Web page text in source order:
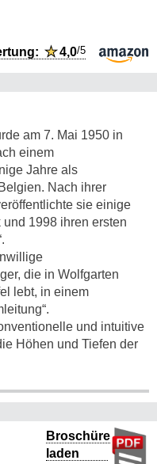
★4,0/5
am 7. Mai 1950 in
einem
Jahre als
Nach ihrer
sie einige
1998 ihren ersten
die in Wolfgarten
lebt, in einem
und intuitive
Höhen und Tiefen der
Broschüre
laden